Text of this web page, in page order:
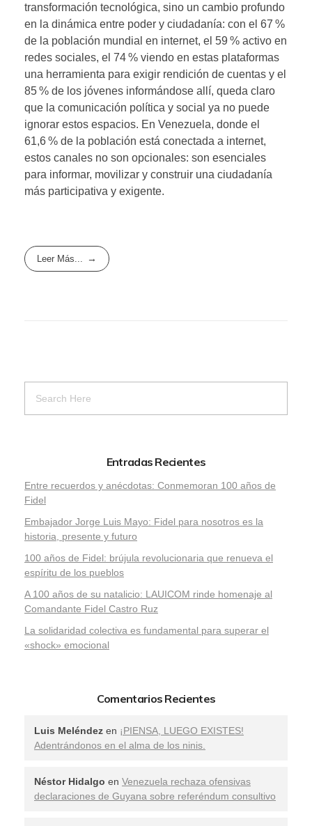
transformación tecnológica, sino un cambio profundo
en la dinámica entre poder y ciudadanía: con el 67 %
de la población mundial en internet, el 59 % activo en
redes sociales, el 74 % viendo en estas plataformas
una herramienta para exigir rendición de cuentas y el
85 % de los jóvenes informándose allí, queda claro
que la comunicación política y social ya no puede
ignorar estos espacios. En Venezuela, donde el
61,6 % de la población está conectada a internet,
estos canales no son opcionales: son esenciales
para informar, movilizar y construir una ciudadanía
más participativa y exigente.
Leer Más...
Entradas Recientes
Entre recuerdos y anécdotas: Conmemoran 100 años de
Fidel
Embajador Jorge Luis Mayo: Fidel para nosotros es la
historia, presente y futuro
100 años de Fidel: brújula revolucionaria que renueva el
espíritu de los pueblos
A 100 años de su natalicio: LAUICOM rinde homenaje al
Comandante Fidel Castro Ruz
La solidaridad colectiva es fundamental para superar el
«shock» emocional
Comentarios Recientes
Luis Meléndez en ¡PIENSA, LUEGO EXISTES!
Adentrándonos en el alma de los ninis.
Néstor Hidalgo en Venezuela rechaza ofensivas
declaraciones de Guyana sobre referéndum consultivo